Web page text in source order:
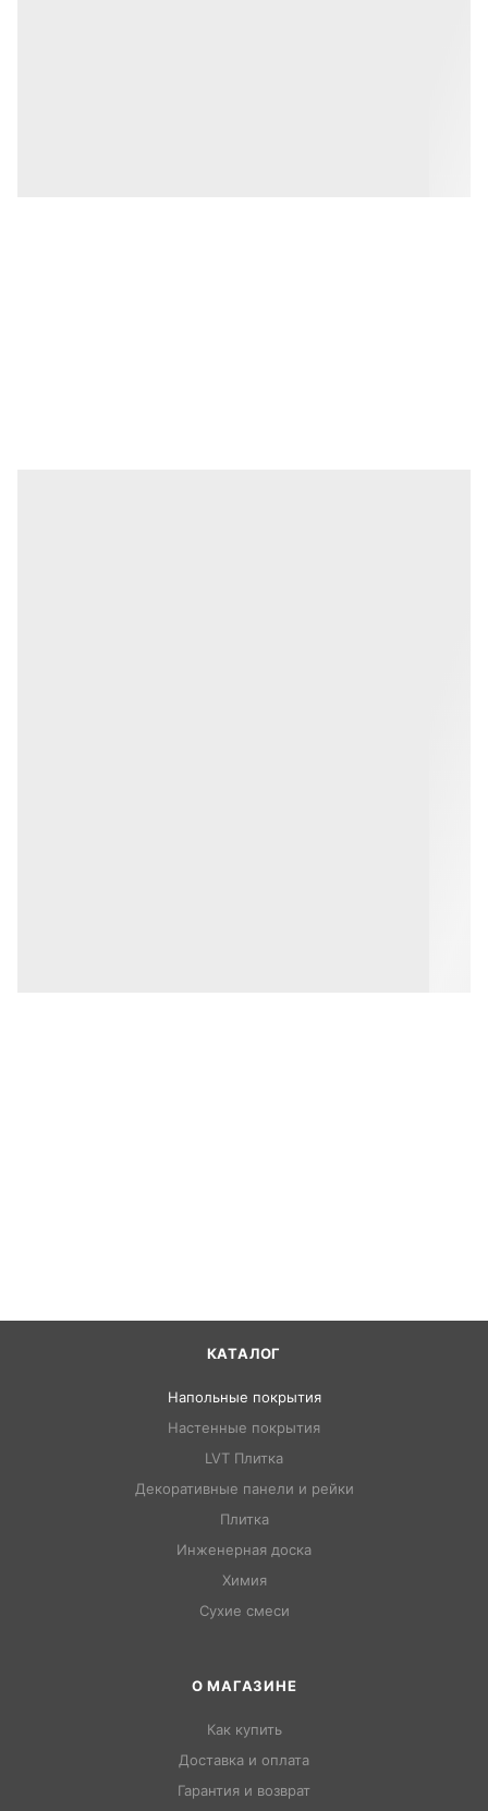
КАТАЛОГ
Напольные покрытия
Настенные покрытия
LVT Плитка
Декоративные панели и рейки
Плитка
Инженерная доска
Химия
Сухие смеси
О МАГАЗИНЕ
Как купить
Доставка и оплата
Гарантия и возврат